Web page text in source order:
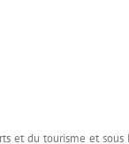
et du tourisme et